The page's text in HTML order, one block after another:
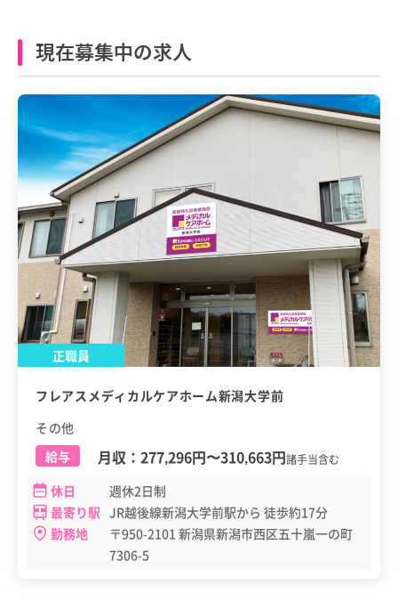
現在募集中の求人
正職員
フレアスメディカルケアホーム新潟大学前
その他
給与
月収： 277,296円〜310,663円諸手当含む
休日
週休2日制
最寄り駅 JR越後線新潟大学前駅から 徒歩約17分
勤務地
〒950-2101 新潟県新潟市西区五十嵐一の町
7306-5